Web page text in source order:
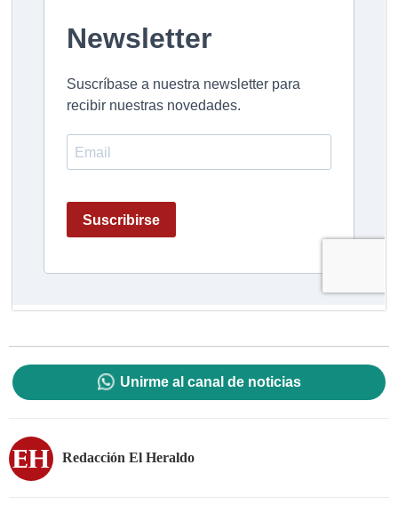
Unirme al canal de noticias
Redacción El Heraldo